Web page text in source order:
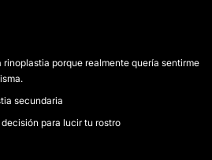
rinoplastia porque realmente quería sentirme
secundaria
para lucir tu rostro